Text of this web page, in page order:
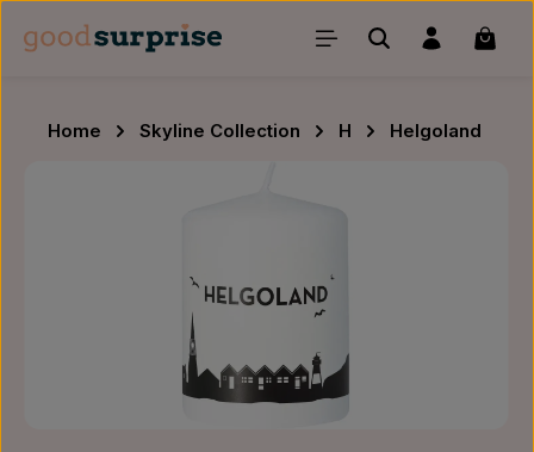
Zum Hauptinhalt springen
Home Skyline Collection H
Helgoland